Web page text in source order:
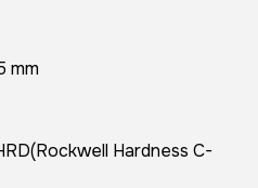
mm
Hardness C-